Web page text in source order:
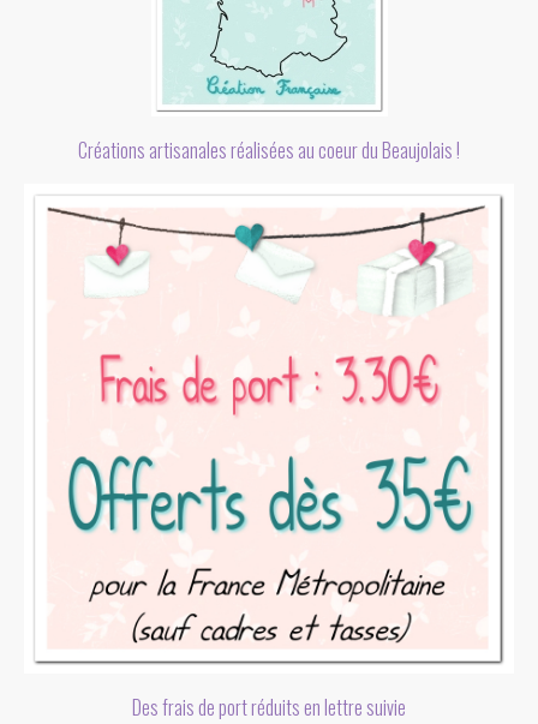
Créations artisanales réalisées au coeur du Beaujolais !
Des frais de port réduits en lettre suivie